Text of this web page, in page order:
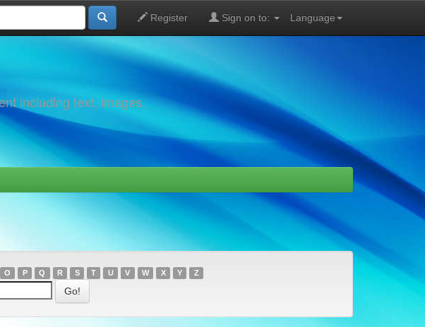
Language
Register Sign on to:
including text, images,
O P Q R S T U V W X Y Z